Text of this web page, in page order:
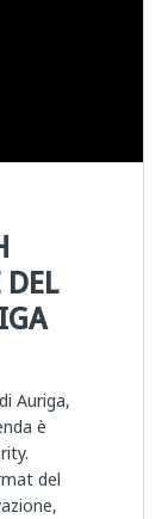
Auriga,
è
del